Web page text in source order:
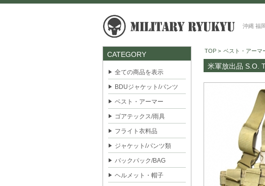
沖縄 福
CATEGORY
全ての商品を表示
BDUジャケット/パンツ
ベスト・アーマー
ゴアテックス/雨具
フライト衣料品
ジャケット/パンツ類
バックパック/BAG
ヘルメット・帽子
TOP > ベスト・アーマ
米軍放出品 S.O.